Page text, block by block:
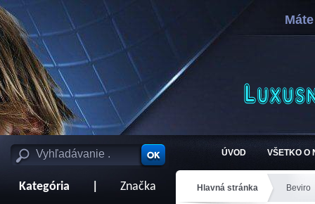
ÚVOD VŠETKO O
Kategória Značka Hlavná stránka Beviro